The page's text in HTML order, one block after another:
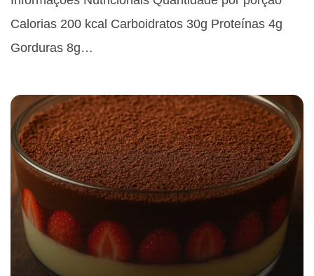
Calorias 200 kcal Carboidratos 30g Proteínas 4g
Gorduras 8g…